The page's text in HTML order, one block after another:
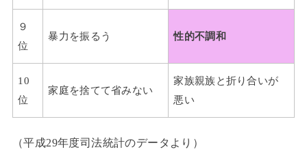
９
位
暴力を振るう 性的不調和
10
位
家庭を捨てて省みない
家族親族と折り合いが
悪い
（平成29年度司法統計のデータより）